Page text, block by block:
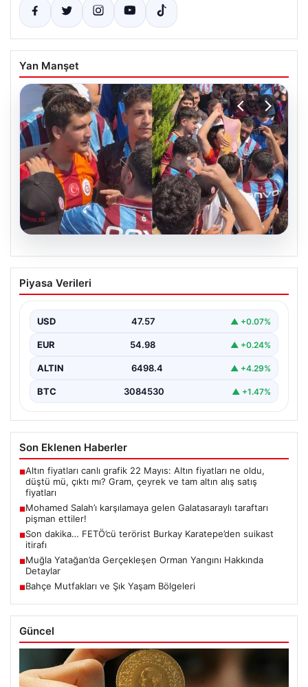
Yan Manşet
05.08.2026
Mohamed Salah’ı karşılamaya gelen
Galatasaraylı taraftarı pişman ettiler!
Piyasa Verileri
USD 47.57 ▲ +0.07%
EUR 54.98 ▲ +0.24%
ALTIN 6498.4 ▲ +4.29%
BTC 3084530 ▲ +1.47%
Son Eklenen Haberler
■Altın fiyatları canlı grafik 22 Mayıs: Altın fiyatları ne oldu,
düştü mü, çıktı mı? Gram, çeyrek ve tam altın alış satış
fiyatları
■Mohamed Salah’ı karşılamaya gelen Galatasaraylı taraftarı
pişman ettiler!
■Son dakika… FETÖ’cü terörist Burkay Karatepe’den suikast
itirafı
■Muğla Yatağan’da Gerçekleşen Orman Yangını Hakkında
Detaylar
■Bahçe Mutfakları ve Şık Yaşam Bölgeleri
Güncel